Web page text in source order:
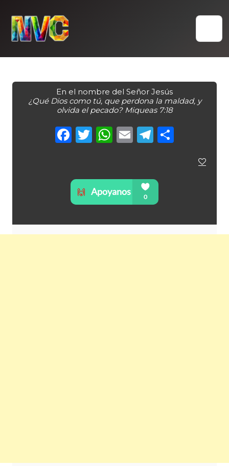
content
En el nombre del Señor Jesús
¿Qué Dios como tú, que perdona la maldad, y
olvida el pecado? Miqueas 7:18
Facebook
Twitter
WhatsApp
Email